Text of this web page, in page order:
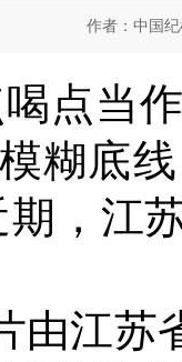
作者：中国
点当
糊底
，江
由江苏